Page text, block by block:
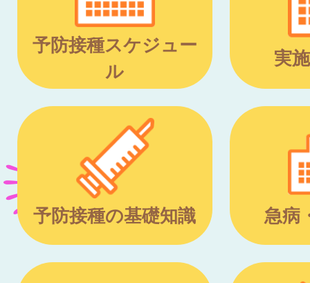
予防接種スケジュー
ル
実
予防接種の基礎知識 急病